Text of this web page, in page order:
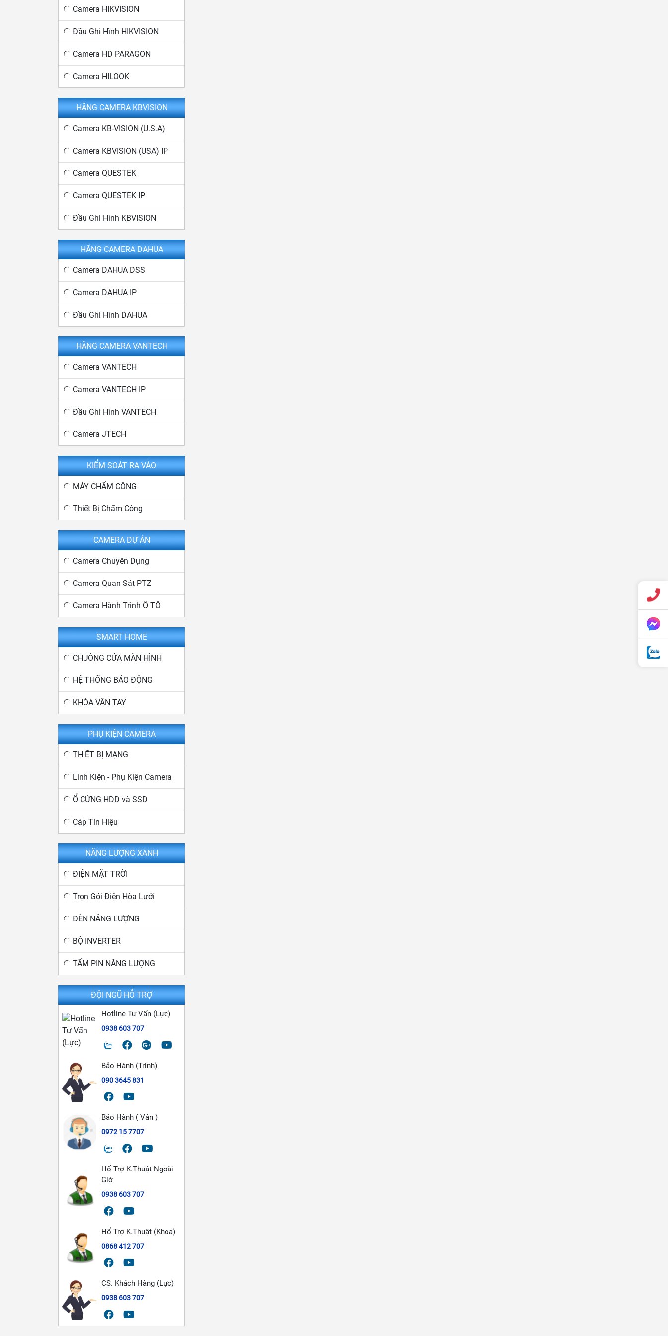
Camera HIKVISION
Đầu Ghi Hình HIKVISION
Camera HD PARAGON
Camera HILOOK
HÃNG CAMERA KBVISION
Camera KB-VISION (U.S.A)
Camera KBVISION (USA) IP
Camera QUESTEK
Camera QUESTEK IP
Đầu Ghi Hình KBVISION
HÃNG CAMERA DAHUA
Camera DAHUA DSS
Camera DAHUA IP
Đầu Ghi Hình DAHUA
HÃNG CAMERA VANTECH
Camera VANTECH
Camera VANTECH IP
Đầu Ghi Hình VANTECH
Camera JTECH
KIỂM SOÁT RA VÀO
MÁY CHẤM CÔNG
Thiết Bị Chấm Công
CAMERA DỰ ÁN
Camera Chuyên Dụng
Camera Quan Sát PTZ
Camera Hành Trình Ô TÔ
SMART HOME
CHUÔNG CỬA MÀN HÌNH
HỆ THỐNG BÁO ĐỘNG
KHÓA VÂN TAY
PHỤ KIỆN CAMERA
THIẾT BỊ MẠNG
Linh Kiện - Phụ Kiện Camera
Ổ CỨNG HDD và SSD
Cáp Tín Hiệu
NĂNG LƯỢNG XANH
ĐIỆN MẶT TRỜI
Trọn Gói Điện Hòa Lưới
ĐÈN NĂNG LƯỢNG
BỘ INVERTER
TẤM PIN NĂNG LƯỢNG
ĐỘI NGŨ HỖ TRỢ
Hotline Tư Vấn (Lực)
0938 603 707
Bảo Hành (Trinh)
090 3645 831
Bảo Hành ( Vân )
0972 15 7707
Hổ Trợ K.Thuật Ngoài
Giờ
0938 603 707
Hổ Trợ K.Thuật (Khoa)
0868 412 707
CS. Khách Hàng (Lực)
0938 603 707